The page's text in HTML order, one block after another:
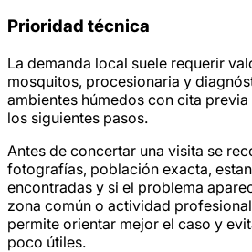
Prioridad técnica
La demanda local suele requerir
mosquitos, procesionaria y
ambientes húmedos con cita
los siguientes pasos.
Antes de concertar una visita se
fotografías, población exacta,
encontradas y si el problema
zona común o actividad
permite orientar mejor el caso y
poco útiles.